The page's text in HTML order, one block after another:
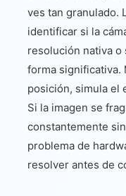
ves tan granulado.
identificar si la
resolución nativa o
forma significativa.
posición, simula el
Si la imagen se
constantemente
problema de
resolver antes de